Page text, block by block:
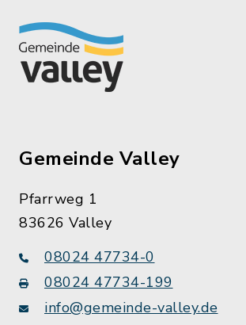
Gemeinde Valley
Pfarrweg 1
83626 Valley
08024 47734-0
08024 47734-199
info@gemeinde-valley.de